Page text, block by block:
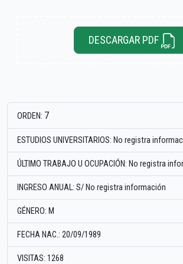
DESCARGAR PDF
ORDEN: 7
ESTUDIOS UNIVERSITARIOS: No registra
ÚLTIMO TRABAJO U OCUPACIÓN: No registra
INGRESO ANUAL: S/ No registra información
GÉNERO: M
FECHA NAC.: 20/09/1989
VISITAS: 1268